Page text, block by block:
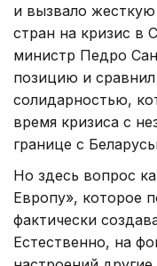
и вызвало
стран на кризис в
министр Педро
позицию и
солидарностью,
время кризиса с
границе с
Но здесь вопрос
Европу», которое
фактически
Естественно, на